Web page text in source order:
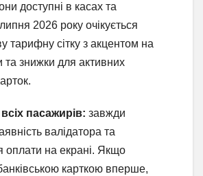
доступні в касах та
2026 року очікується
тарифну сітку з акцентом на
та знижки для активних
пасажирів: завжди
валідатора та
оплати на екрані. Якщо
карткою вперше,